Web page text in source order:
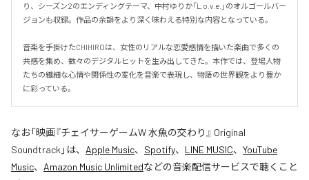
り、シーズン2のエンディングテーマ、中村ゆりか「L.o.v.e.」のオルゴールバー
ジョンも収録。作品の余韻をより深く味わえる特別な内容となっている。
音楽を手掛けたCHIHIROは、女性のリアルな恋愛感情を描いた楽曲で多くの
共感を集め、数々のデジタルヒットを生み出してきた。本作では、登場人物
たちの繊細な心情や関係性の変化を音楽で表現し、物語の世界観をより豊か
に彩っている。
なお「映画『チェイサーゲームW 水魚の交わり』 Original
Soundtrack 」は、 Apple Music、 Spotify、 LINE MUSIC、 YouTube
Music、 Amazon Music Unlimitedなどの音楽配信サービスで聴くこと